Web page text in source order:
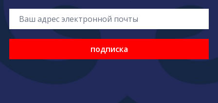
подписка